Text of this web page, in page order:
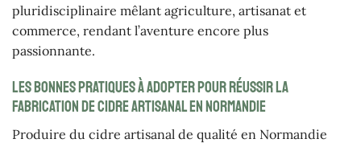
pluridisciplinaire mêlant agriculture, artisanat et
commerce, rendant l’aventure encore plus
passionnante.
Les bonnes pratiques à adopter pour réussir la
fabrication de cidre artisanal en Normandie
Produire du cidre artisanal de qualité en Normandie